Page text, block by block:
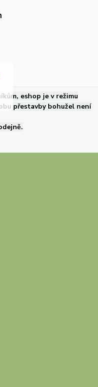
eshop je v režimu
přestavby bohužel není